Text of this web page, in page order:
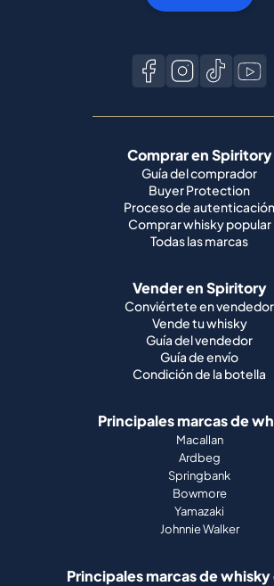
Comprar en Spiritory
Guía del comprador
Buyer Protection
Proceso de autenticación
Comprar whisky popular
Todas las marcas
Vender en Spiritory
Conviértete en vendedor
Vende tu whisky
Guía del vendedor
Guía de envío
Condición de la botella
Principales marcas de
Macallan
Ardbeg
Springbank
Bowmore
Yamazaki
Johnnie Walker
Principales marcas de